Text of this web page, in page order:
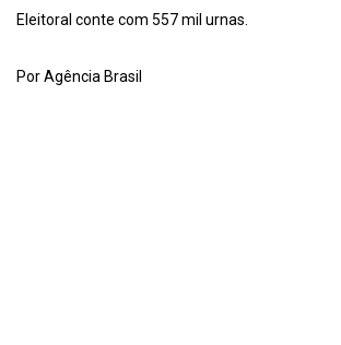
Eleitoral conte com 557 mil urnas.
Por Agência Brasil